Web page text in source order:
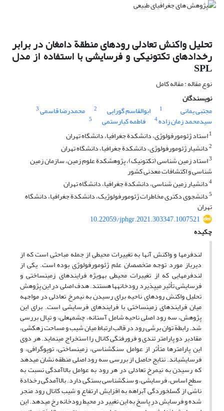
تحلیل واکنش تعادلی رودهای منطقة دامغان در برابر
رخدادهای تکتونیکی و فرسایشی با استفاده از مدل
SPL
نوع مقاله : مقاله کامل
نویسندگان
مجتبی یمانی
1 ابوالقاسم گورابی 2 محمدرضا قاسمی3
سیدمحمد زمان زاده4 فاطمه کیارستمی
5
1استاد ژئومورفولوژی، دانشکدة جغرافیا، دانشگاه تهران
2دانشیار ژئومورفولوژی، دانشکدة جغرافیا، دانشگاه تهران
3استاد زمین ‏شناسی (تکتونیک)، پژوهشکدة علوم ‏زمین، سازمان زمین
‏شناسی و اکتشافات معدنی کشور
4دانشیار زمین‏ شناسی، دانشکدة جغرافیا، دانشگاه تهران
5دانشجوی دکتری مخاطرات ژئومورفولوژیک، دانشکدة جغرافیا، دانشگاه
تهران
10.22059/jphgr.2021.303347.1007521
چکیده
لندفرم‏ها و واکنش‏ آن‏ها به تغییرات محیطی از جمله مباحثی است که از
دیرباز مورد توجه متخصصان علم ژئومورفولوژی بوده‏ است. یکی از
لندفرم‏هایی که از تغییرات محیطی به‏ویژه فرایندهای زمین‏ساختی و
فرسایشی تأثیر می‏پذیرد رودخانه‏ها هستند. هدف اصلی در این پژوهش
تحلیل واکنش رودهای ناحیه برای رسیدن به نیمرخ تعادلی در مواجهه
میان فرایندهای زمین‏ساختی با فرایندهای فرسایشی است. برای این
پژوهش، سه رود اصلی ناحیه شامل آستانه، چشمه‏علی، و تپال بررسی
شد. رابطة توان برشی رود در قالب ارتباط میان شیب و مساحت زهکشی،
مقادیر دو پارامتر تندی و فرورفتگی کانال را استخراج می‏نماید. هر دوی
این پارامترها متأثر از عوامل سنگ‏شناسی، زمین‏ساختی، توپوگرافی، و
فرسایشی‏اند. نتایج حاصل از بررسی سه رود اصلی منطقه نشان می‏دهد
که رسیدن به نیمرخ تعادلی در هر رود به عوامل بالاآمدگی نسبت به
سطح اساس، فرسایشی، و سنگ‏شناسی بستگی دارد. بالاآمدگی رخ‏دادة
ناشی از گسل‏خوردگی آبراهه به افزایش ارتفاع و شیب کانال رود منجر
شده و فرسایش در پاسخ به این تغییر در محیط رودخانه رخ می‏دهد. این